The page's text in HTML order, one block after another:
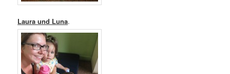
Laura und Luna.